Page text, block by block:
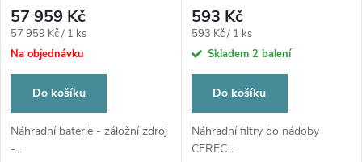
57 959 Kč
Měrná
cena:
57 959 Kč / 1 ks
Na objednávku
Do košíku
Náhradní baterie - záložní zdroj
-...
593 Kč
Měrná
cena:
593 Kč / 1 ks
Skladem 2 balení
Do košíku
Náhradní filtry do nádoby
CEREC...